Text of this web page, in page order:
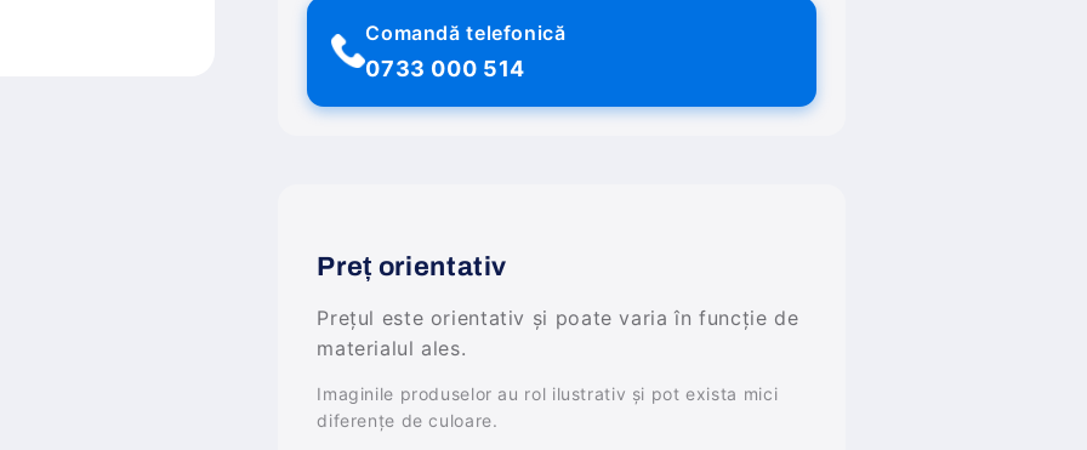
Comandă telefonică
0733 000 514
Preț orientativ
Prețul este orientativ și poate varia în funcție de
materialul ales.
Imaginile produselor au rol ilustrativ și pot exista mici
diferențe de culoare.